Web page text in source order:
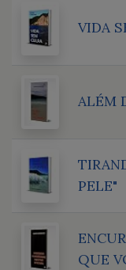
VIDA
ALÉM
PELE"
QUE